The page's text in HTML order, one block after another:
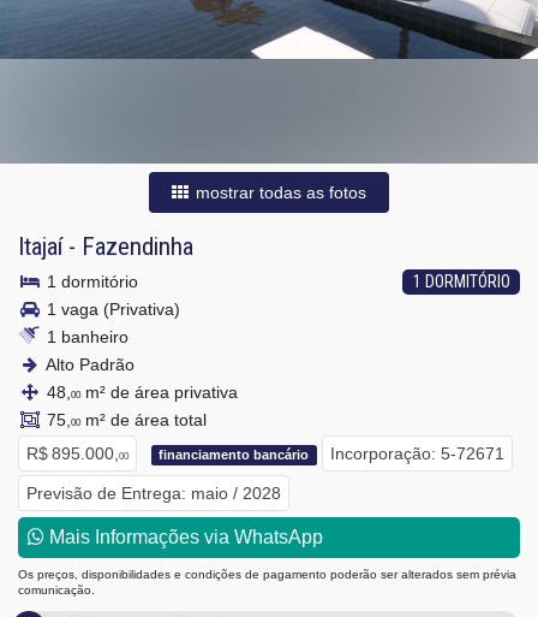
mostrar todas as fotos
Itajaí- Fazendinha
1 DORMITÓRIO
1 dormitório
1 vaga (Privativa)
1 banheiro
Alto Padrão
48, 00m² de área privativa
75, 00m² de área total
R$ 895.000, 00 financiamento bancário Incorporação: 5-72671
Previsão de Entrega: maio / 2028
Mais Informações via WhatsApp
Os preços, disponibilidades e condições de pagamento poderão ser alterados sem prévia
comunicação.